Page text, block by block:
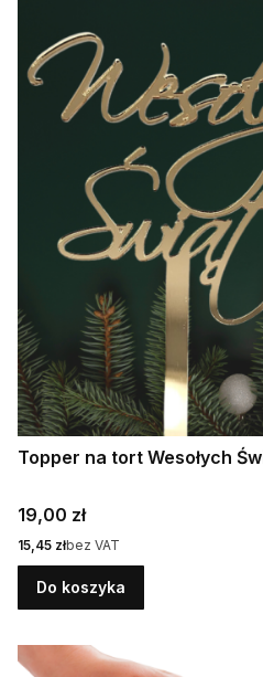
Topper na tort
Cena
19,00 zł
Cena
15,45 złbez VAT
Do koszyka